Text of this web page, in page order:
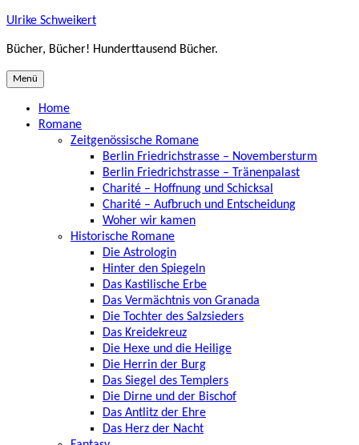
Zum
springen
Ulrike Schweikert
Bücher, Bücher! Hunderttausend Bücher.
Menü
Home
Romane
Zeitgenössische Romane
Berlin Friedrichstrasse – Novembersturm
Berlin Friedrichstrasse – Tränenpalast
Charité – Hoffnung und Schicksal
Charité – Aufbruch und Entscheidung
Woher wir kamen
Historische Romane
Die Astrologin
Hinter den Spiegeln
Das Kastilische Erbe
Das Vermächtnis von Granada
Die Tochter des Salzsieders
Das Kreidekreuz
Die Hexe und die Heilige
Die Herrin der Burg
Das Siegel des Templers
Die Dirne und der Bischof
Das Antlitz der Ehre
Das Herz der Nacht